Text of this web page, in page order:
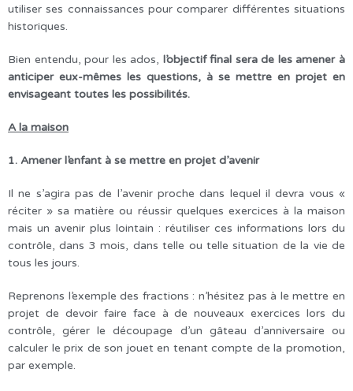
utiliser ses connaissances pour comparer différentes situations
historiques.
Bien entendu, pour les ados, l’objectif final sera de les amener à
anticiper eux-mêmes les questions, à se mettre en projet en
envisageant toutes les possibilités.
A la maison
1. Amener l’enfant à se mettre en projet d’avenir
Il ne s’agira pas de l’avenir proche dans lequel il devra vous «
réciter » sa matière ou réussir quelques exercices à la maison
mais un avenir plus lointain : réutiliser ces informations lors du
contrôle, dans 3 mois, dans telle ou telle situation de la vie de
tous les jours.
Reprenons l’exemple des fractions : n’hésitez pas à le mettre en
projet de devoir faire face à de nouveaux exercices lors du
contrôle, gérer le découpage d’un gâteau d’anniversaire ou
calculer le prix de son jouet en tenant compte de la promotion,
par exemple.